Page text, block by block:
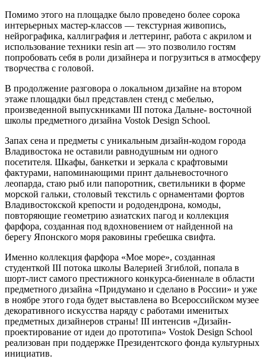
Помимо этого на площадке было проведено более сорока
интерьерных мастер-классов — текстурная живопись,
нейрографика, каллиграфия и леттеринг, работа с акрилом и
использование техники resin art — это позволило гостям
попробовать себя в роли дизайнера и погрузиться в атмосферу
творчества с головой.
В продолжение разговора о локальном дизайне на втором
этаже площадки был представлен стенд с мебелью,
произведенной выпускниками III потока Дальне- восточной
школы предметного дизайна Vostok Design School.
Запах сена и предметы с уникальным дизайн-кодом города
Владивостока не оставили равнодушным ни одного
посетителя. Шкафы, банкетки и зеркала с крафтовыми
фактурами, напоминающими принт дальневосточного
леопарда, стаю рыб или папоротник, светильники в форме
морской гальки, столовый текстиль с орнаментами фортов
Владивостокской крепости и рододендрона, комоды,
повторяющие геометрию азиатских пагод и коллекция
фарфора, созданная под вдохновением от найденной на
берегу Японского моря раковины гребешка свифта.
Именно коллекция фарфора «Мое море», созданная
студенткой III потока школы Валерией Згиблой, попала в
шорт-лист самого престижного конкурса-биеннале в области
предметного дизайна «Придумано и сделано в России» и уже
в ноябре этого года будет выставлена во Всероссийском музее
декоративного искусства наряду с работами именитых
предметных дизайнеров страны! III интенсив «Дизайн-
проектирование от идеи до прототипа» Vostok Design School
реализован при поддержке Президентского фонда культурных
инициатив.